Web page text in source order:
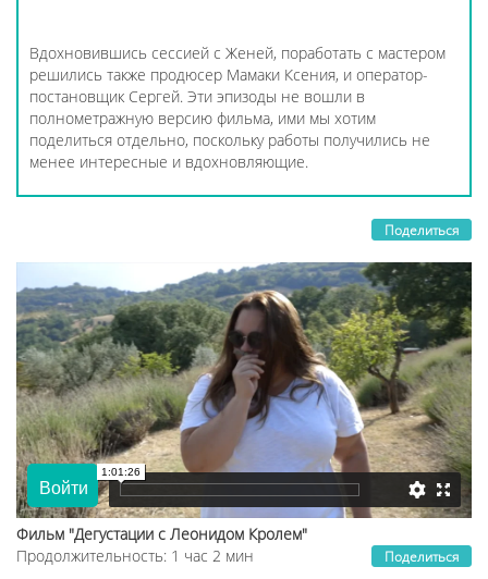
Вдохновившись сессией с Женей, поработать с мастером
решились также продюсер Мамаки Ксения, и оператор-
постановщик Сергей. Эти эпизоды не вошли в
полнометражную версию фильма, ими мы хотим
поделиться отдельно, поскольку работы получились не
менее интересные и вдохновляющие.
Поделиться
Поделиться
Фильм "Дегустации с Леонидом Кролем"
Продолжительность: 1 час 2 мин